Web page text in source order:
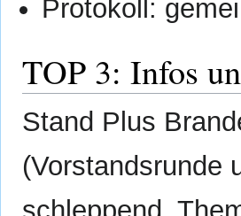
Protokoll:
TOP 3: Infos
Stand Plus
(Vorstandsrunde